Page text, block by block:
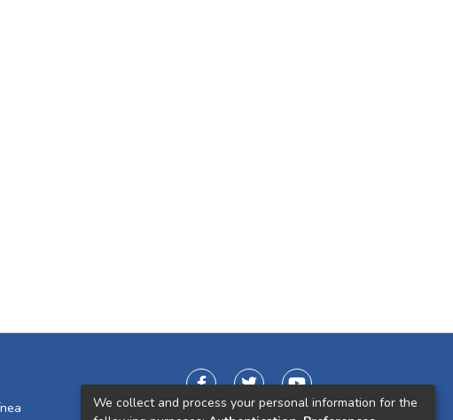
We collect and process your personal information for the